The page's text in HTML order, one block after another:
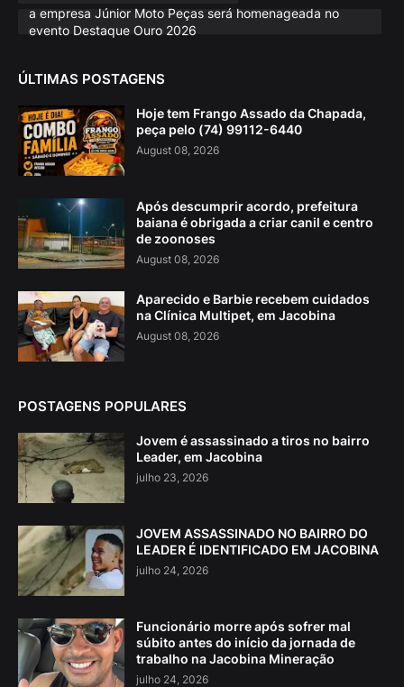
a empresa Júnior Moto Peças será homenageada no
evento Destaque Ouro 2026
ÚLTIMAS POSTAGENS
Hoje tem Frango Assado da Chapada,
peça pelo (74) 99112-6440
August 08, 2026
Após descumprir acordo, prefeitura
baiana é obrigada a criar canil e centro
de zoonoses
August 08, 2026
Aparecido e Barbie recebem cuidados
na Clínica Multipet, em Jacobina
August 08, 2026
POSTAGENS POPULARES
Jovem é assassinado a tiros no bairro
Leader, em Jacobina
julho 23, 2026
JOVEM ASSASSINADO NO BAIRRO DO
LEADER É IDENTIFICADO EM JACOBINA
julho 24, 2026
Funcionário morre após sofrer mal
súbito antes do início da jornada de
trabalho na Jacobina Mineração
julho 24, 2026